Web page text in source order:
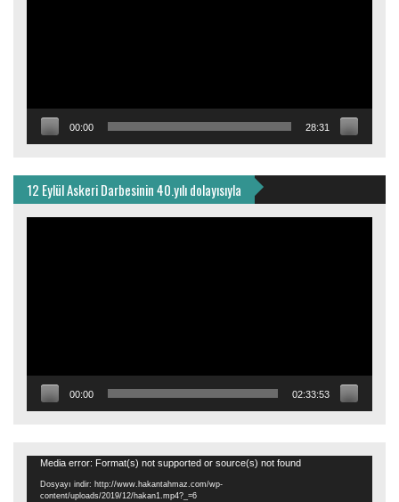
00:00 28:31
12 Eylül Askeri Darbesinin 40.yılı dolayısıyla
00:00 02:33:53
Video
oynatıcı
Media error: Format(s) not supported or source(s) not found
Dosyayı indir: http://www.hakantahmaz.com/wp-
content/uploads/2019/12/hakan1.mp4?_=6